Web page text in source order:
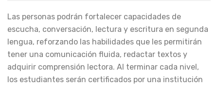
Las personas podrán fortalecer capacidades de
escucha, conversación, lectura y escritura en segunda
lengua, reforzando las habilidades que les permitirán
tener una comunicación fluida, redactar textos y
adquirir comprensión lectora. Al terminar cada nivel,
los estudiantes serán certificados por una institución